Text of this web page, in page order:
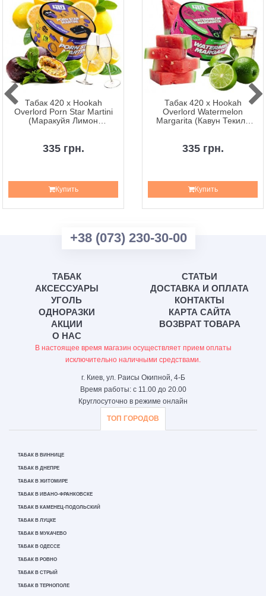
Табак 420 x Hookah
Overlord Porn Star Martini
(Маракуйя Лимон
335 грн.
Купить
Табак 420 x Hookah
Overlord Watermelon
Margarita (Кавун Текила
335 грн.
Купить
+38 (073) 230-30-00
ТАБАК
АКСЕССУАРЫ
УГОЛЬ
ОДНОРАЗКИ
АКЦИИ
О НАС
СТАТЬИ
ДОСТАВКА И ОПЛАТА
КОНТАКТЫ
КАРТА САЙТА
ВОЗВРАТ ТОВАРА
В настоящее время магазин осуществляет прием оплаты
исключительно наличными средствами.
г. Киев, ул. Раисы Окипной, 4-Б
Время работы: с 11.00 до 20.00
Круглосуточно в режиме онлайн
ТОП ГОРОДОВ
ТАБАК В ВИННИЦЕ
ТАБАК В ДНЕПРЕ
ТАБАК В ЖИТОМИРЕ
ТАБАК В ИВАНО-ФРАНКОВСКЕ
ТАБАК В КАМЕНЕЦ-ПОДОЛЬСКИЙ
ТАБАК В ЛУЦКЕ
ТАБАК В МУКАЧЕВО
ТАБАК В ОДЕССЕ
ТАБАК В РОВНО
ТАБАК В СТРЫЙ
ТАБАК В ТЕРНОПОЛЕ